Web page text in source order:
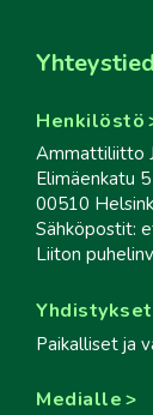
Henkilöstö
Ammattiliitto
Elimäenkatu 5
00510
Sähköpostit:
Liiton
Yhdistykset
Paikalliset ja
Medialle